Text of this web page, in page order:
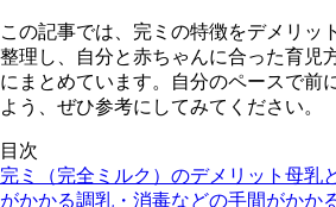
この記事では、完ミの特徴をデメリッ
整理し、自分と赤ちゃんに合った育児
にまとめています。自分のペースで前
よう、ぜひ参考にしてみてください。
目次
完ミ（完全ミルク）のデメリット 母乳
がかかる調乳・消毒などの手間がかか